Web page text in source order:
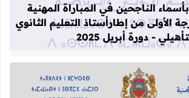
الناجحين في المباراة المهنية
الأولى من إطارأستاذ التعليم الثانوي
- دورة أبريل 2025